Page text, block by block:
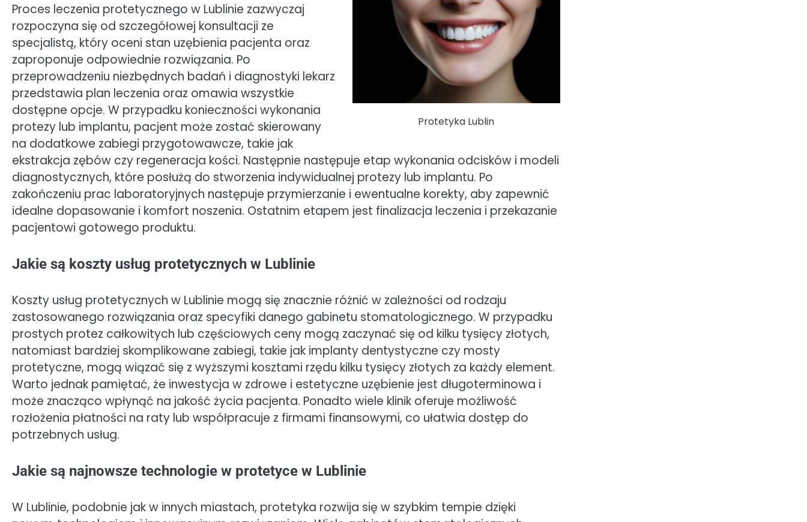
Protetyka Lublin
Proces leczenia protetycznego w Lublinie zazwyczaj
rozpoczyna się od szczegółowej konsultacji ze
specjalistą, który oceni stan uzębienia pacjenta oraz
zaproponuje odpowiednie rozwiązania. Po
przeprowadzeniu niezbędnych badań i diagnostyki lekarz
przedstawia plan leczenia oraz omawia wszystkie
dostępne opcje. W przypadku konieczności wykonania
protezy lub implantu, pacjent może zostać skierowany
na dodatkowe zabiegi przygotowawcze, takie jak
ekstrakcja zębów czy regeneracja kości. Następnie następuje etap wykonania odcisków i modeli
diagnostycznych, które posłużą do stworzenia indywidualnej protezy lub implantu. Po
zakończeniu prac laboratoryjnych następuje przymierzanie i ewentualne korekty, aby zapewnić
idealne dopasowanie i komfort noszenia. Ostatnim etapem jest finalizacja leczenia i przekazanie
pacjentowi gotowego produktu.
Jakie są koszty usług protetycznych w Lublinie
Koszty usług protetycznych w Lublinie mogą się znacznie różnić w zależności od rodzaju
zastosowanego rozwiązania oraz specyfiki danego gabinetu stomatologicznego. W przypadku
prostych protez całkowitych lub częściowych ceny mogą zaczynać się od kilku tysięcy złotych,
natomiast bardziej skomplikowane zabiegi, takie jak implanty dentystyczne czy mosty
protetyczne, mogą wiązać się z wyższymi kosztami rzędu kilku tysięcy złotych za każdy element.
Warto jednak pamiętać, że inwestycja w zdrowe i estetyczne uzębienie jest długoterminowa i
może znacząco wpłynąć na jakość życia pacjenta. Ponadto wiele klinik oferuje możliwość
rozłożenia płatności na raty lub współpracuje z firmami finansowymi, co ułatwia dostęp do
potrzebnych usług.
Jakie są najnowsze technologie w protetyce w Lublinie
W Lublinie, podobnie jak w innych miastach, protetyka rozwija się w szybkim tempie dzięki